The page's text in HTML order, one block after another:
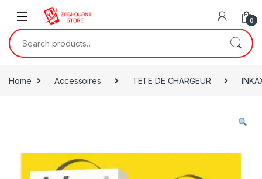
0
Home Accessoires TETE DE CHARGEUR